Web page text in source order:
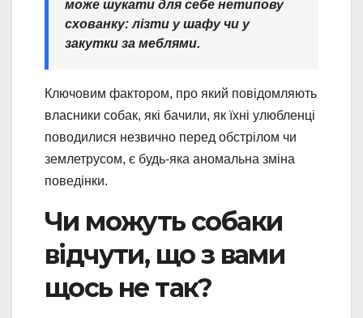
може шукати для себе нетипову
схованку: лізти у шафу чи у
закутки за меблями.
Ключовим фактором, про який повідомляють
власники собак, які бачили, як їхні улюбленці
поводилися незвично перед обстрілом чи
землетрусом, є будь-яка аномальна зміна
поведінки.
Чи можуть собаки
відчути, що з вами
щось не так?